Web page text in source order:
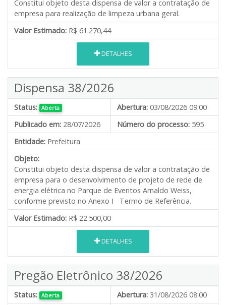
Constitui objeto desta dispensa de valor a contratação de
empresa para realização de limpeza urbana geral.
Valor Estimado: R$ 61.270,44
DETALHES
Dispensa 38/2026
Status: Aberta Abertura: 03/08/2026 09:00
Publicado em: 28/07/2026 Número do processo: 595
Entidade: Prefeitura
Objeto:
Constitui objeto desta dispensa de valor a contratação de
empresa para o desenvolvimento de projeto de rede de
energia elétrica no Parque de Eventos Arnaldo Weiss,
conforme previsto no Anexo I Termo de Referência.
Valor Estimado: R$ 22.500,00
DETALHES
Pregão Eletrônico 38/2026
Status: Aberta Abertura: 31/08/2026 08:00